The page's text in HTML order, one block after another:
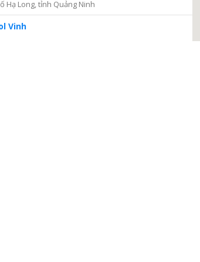
Hạ Long, tỉnh Quảng Ninh
Vinh